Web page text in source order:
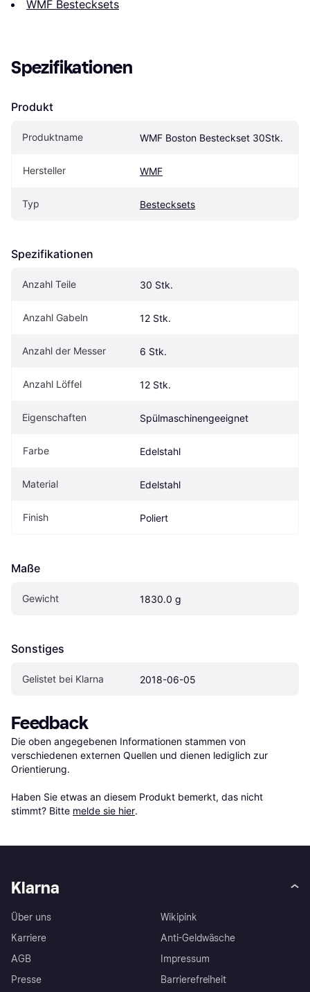
WMF Bestecksets
Spezifikationen
Produkt
Produktname WMF Boston Besteckset 30Stk.
Hersteller WMF
Typ Bestecksets
Spezifikationen
Anzahl Teile 30 Stk.
Anzahl Gabeln 12 Stk.
Anzahl der Messer 6 Stk.
Anzahl Löffel 12 Stk.
Eigenschaften Spülmaschinengeeignet
Farbe Edelstahl
Material Edelstahl
Finish Poliert
Maße
Gewicht 1830.0 g
Sonstiges
Gelistet bei Klarna 2018-06-05
Feedback
Die oben angegebenen Informationen stammen von
verschiedenen externen Quellen und dienen lediglich zur
Orientierung.
Haben Sie etwas an diesem Produkt bemerkt, das nicht
stimmt? Bitte melde sie hier.
Klarna
Über uns
Karriere
AGB
Presse
Wikipink
Anti-Geldwäsche
Impressum
Barrierefreiheit